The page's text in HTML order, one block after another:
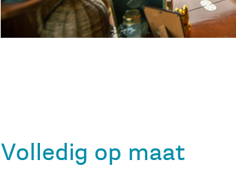
Volledig op maat